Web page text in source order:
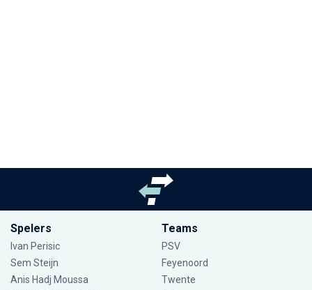
Spelers
Ivan Perisic
Sem Steijn
Anis Hadj Moussa
Teams
PSV
Feyenoord
Twente